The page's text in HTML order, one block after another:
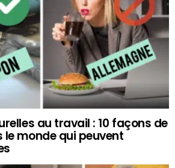
au travail : 10 façons de
monde qui peuvent